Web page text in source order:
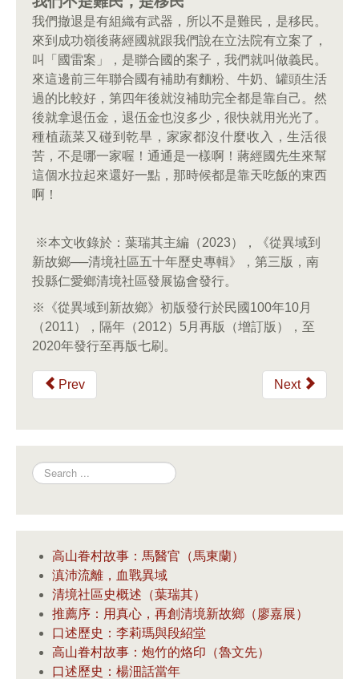
我們撤退是有組織有武器，所以不是難民，是移民。
來到成功嶺後蔣經國就跟我們說在立法院有立案了，
叫「國雷案」，是聯合國的案子，我們就叫做義民。
來這邊前三年聯合國有補助有麵粉、牛奶、罐頭生活
過的比較好，第四年後就沒補助完全都是靠自己。然
後就拿退伍金，退伍金也沒多少，很快就用光光了。
種植蔬菜又碰到乾旱，家家都沒什麼收入，生活很
苦，不是哪一家喔！通通是一樣啊！蔣經國先生來幫
這個水拉起來還好一點，那時候都是靠天吃飯的東西
啊！
※本文收錄於：葉瑞其主編（2023），《從異域到
新故鄉──清境社區五十年歷史專輯》，第三版，南
投縣仁愛鄉清境社區發展協會發行。
※《從異域到新故鄉》初版發行於民國100年10月
（2011），隔年（2012）5月再版（增訂版），至
2020年發行至再版七刷。
Prev Next
Search
高山眷村故事：馬醫官（馬東蘭）
滇沛流離，血戰異域
清境社區史概述（葉瑞其）
推薦序：用真心，再創清境新故鄉（廖嘉展）
口述歷史：李莉瑪與段紹堂
高山眷村故事：炮竹的烙印（魯文先）
口述歷史：楊沺話當年